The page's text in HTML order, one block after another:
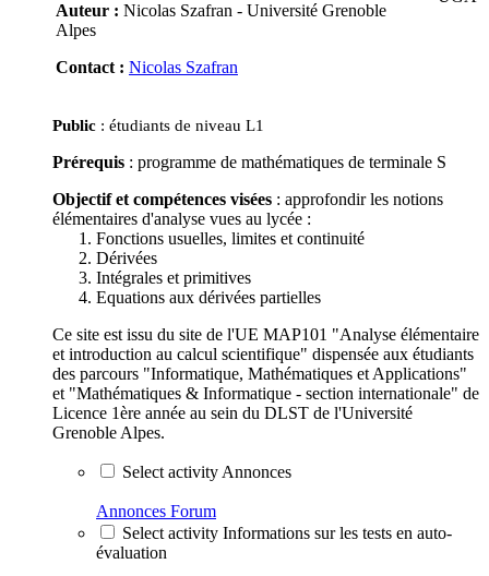
Auteur : Nicolas Szafran - Université Grenoble
Alpes
Contact : Nicolas Szafran
Public : étudiants de niveau L1
Prérequis : programme de mathématiques de terminale S
Objectif et compétences visées : approfondir les notions
élémentaires d'analyse vues au lycée :
Fonctions usuelles, limites et continuité
Dérivées
Intégrales et primitives
Equations aux dérivées partielles
Ce site est issu du site de l'UE MAP101 "Analyse élémentaire
et introduction au calcul scientifique" dispensée aux étudiants
des parcours "Informatique, Mathématiques et Applications"
et "Mathématiques & Informatique - section internationale" de
Licence 1ère année au sein du DLST de l'Université
Grenoble Alpes.
Select activity Annonces
Annonces Forum
Select activity Informations sur les tests en auto-
évaluation